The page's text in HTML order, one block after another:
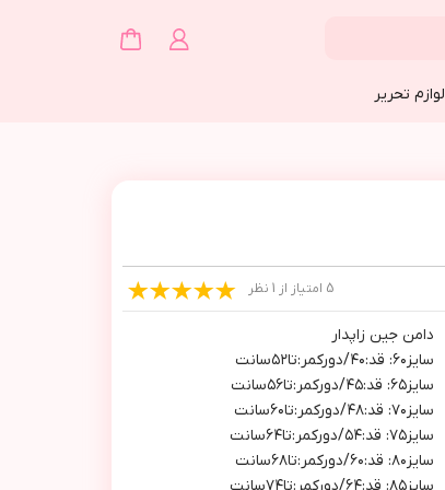
لوازم تحریر
5 امتیاز از 1 نظر
دامن جين زاپدار
سايز٦٠: قد:٤٠/دوركمر:تا٥٢سانت
سايز٦٥: قد:٤٥/دوركمر:تا٥٦سانت
سايز٧٠: قد:٤٨/دوركمر:تا٦٠سانت
سايز٧٥: قد:٥٤/دوركمر:تا٦٤سانت
سايز٨٠: قد:٦٠/دوركمر:تا٦٨سانت